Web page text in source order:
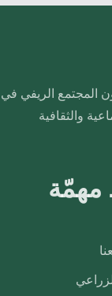
المجتمع الريفي في
والثقافية
مهمّة